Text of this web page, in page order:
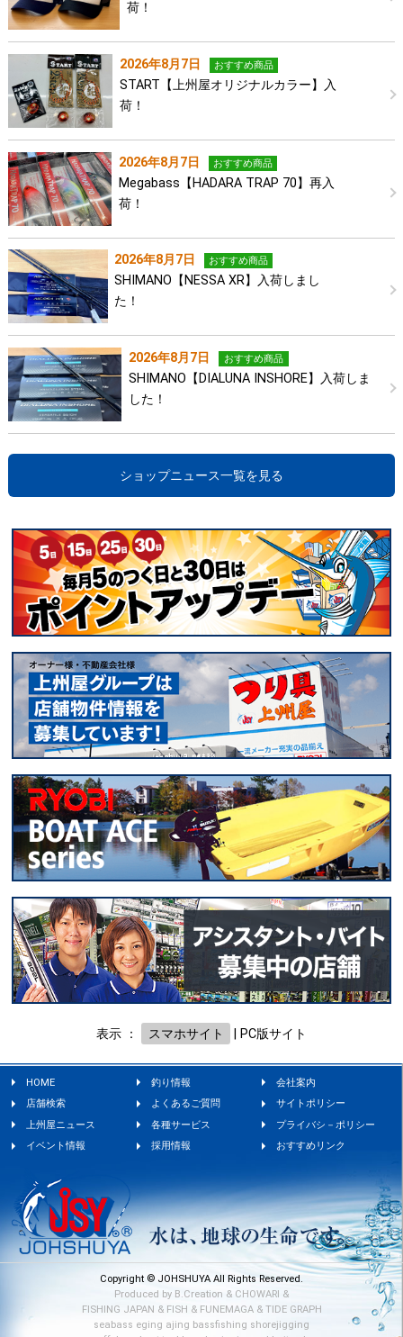
荷！
2026年8月7日 おすすめ商品
START【上州屋オリジナルカラー】入
荷！
2026年8月7日 おすすめ商品
Megabass【HADARA TRAP 70】再入
荷！
2026年8月7日 おすすめ商品
SHIMANO【NESSA XR】入荷しまし
た！
2026年8月7日 おすすめ商品
SHIMANO【DIALUNA INSHORE】入荷しま
した！
ショップニュース一覧を見る
表示 ： スマホサイト PC版サイト
HOME 釣り情報
会社案内
店舗検索
よくあるご質問
サイトポリシー
上州屋ニュース
各種サービス
プライバシ－ポリシー
イベント情報
採用情報 おすすめリンク
Copyright © JOHSHUYA All Rights Reserved.
Produced by B.Creation & CHOWARI &
FISHING JAPAN & FISH & FUNEMAGA& TIDE GRAPH
seabass eging ajing bassfishing shorejigging